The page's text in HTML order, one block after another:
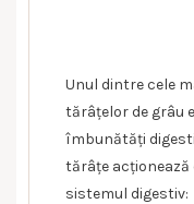
Unul dintre cele
tărâțelor de grâu
îmbunătăți
tărâțe acționează
sistemul digestiv: